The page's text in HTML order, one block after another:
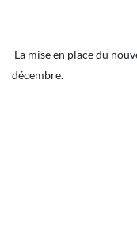
La mise en place du
décembre.